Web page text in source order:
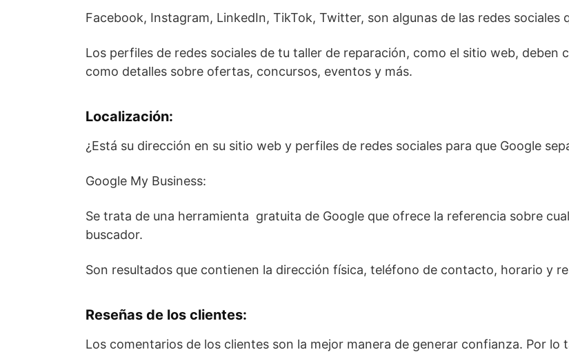
Facebook, Instagram, LinkedIn, TikTok, Twitter, son algunas de las redes sociales
Los perfiles de redes sociales de tu taller de reparación, como el sitio web,
como detalles sobre ofertas, concursos, eventos y más.
Localización:
¿Está su dirección en su sitio web y perfiles de redes sociales para que Google
Google My Business:
Se trata de una herramienta gratuita de Google que ofrece la referencia sobre
buscador.
Son resultados que contienen la dirección física, teléfono de contacto, horario y
Reseñas de los clientes:
Los comentarios de los clientes son la mejor manera de generar confianza. Por